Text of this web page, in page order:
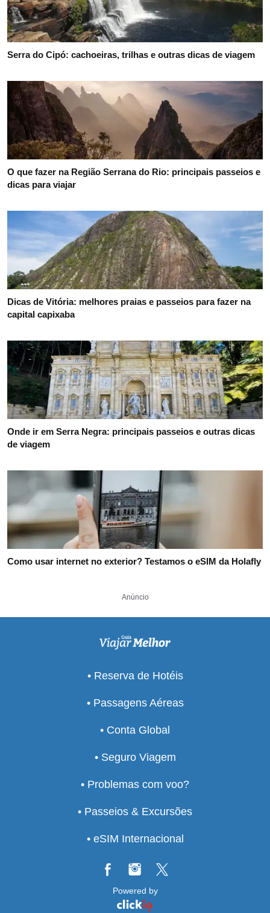
Serra do Cipó: cachoeiras, trilhas e outras dicas de viagem
O que fazer na Região Serrana do Rio: principais passeios e
dicas para viajar
Dicas de Vitória: melhores praias e passeios para fazer na
capital capixaba
Onde ir em Serra Negra: principais passeios e outras dicas
de viagem
Como usar internet no exterior? Testamos o eSIM da Holafly
Anúncio
• Reserva de Hotéis
• Passagens Aéreas
• Conta Global
• Seguro Viagem
• Problemas com voo?
• Passeios & Excursões
• eSIM Internacional
Powered by